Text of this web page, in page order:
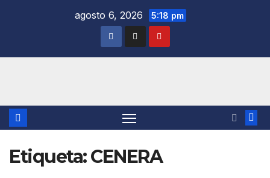
agosto 6, 2026 5:18 pm
Etiqueta:CENERA